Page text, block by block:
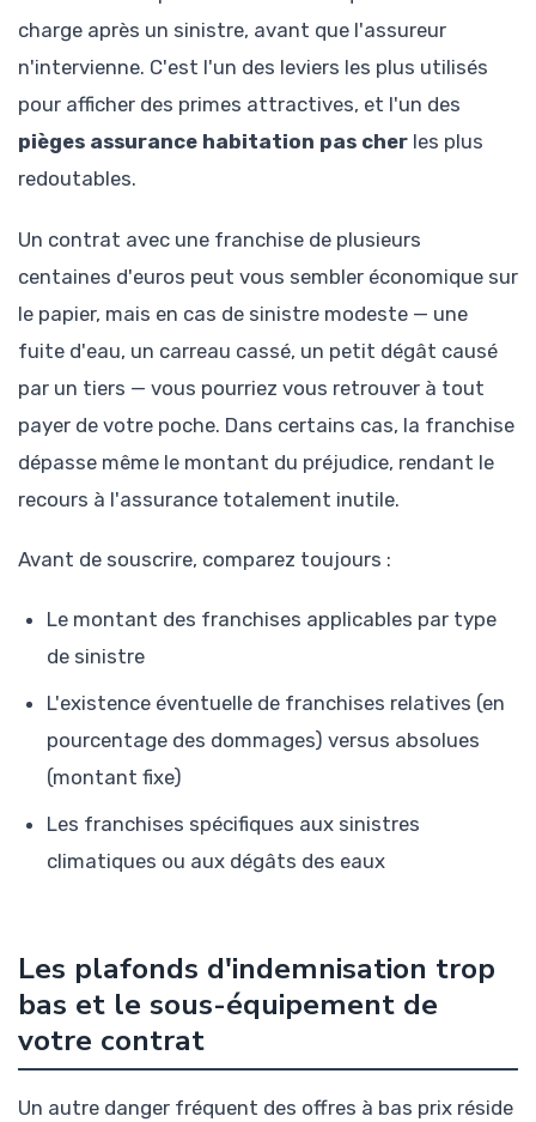
charge après un sinistre, avant que l'assureur
n'intervienne. C'est l'un des leviers les plus utilisés
pour afficher des primes attractives, et l'un des
pièges assurance habitation pas cher les plus
redoutables.
Un contrat avec une franchise de plusieurs
centaines d'euros peut vous sembler économique sur
le papier, mais en cas de sinistre modeste — une
fuite d'eau, un carreau cassé, un petit dégât causé
par un tiers — vous pourriez vous retrouver à tout
payer de votre poche. Dans certains cas, la franchise
dépasse même le montant du préjudice, rendant le
recours à l'assurance totalement inutile.
Avant de souscrire, comparez toujours :
Le montant des franchises applicables par type
de sinistre
L'existence éventuelle de franchises relatives (en
pourcentage des dommages) versus absolues
(montant fixe)
Les franchises spécifiques aux sinistres
climatiques ou aux dégâts des eaux
Les plafonds d'indemnisation trop
bas et le sous-équipement de
votre contrat
Un autre danger fréquent des offres à bas prix réside